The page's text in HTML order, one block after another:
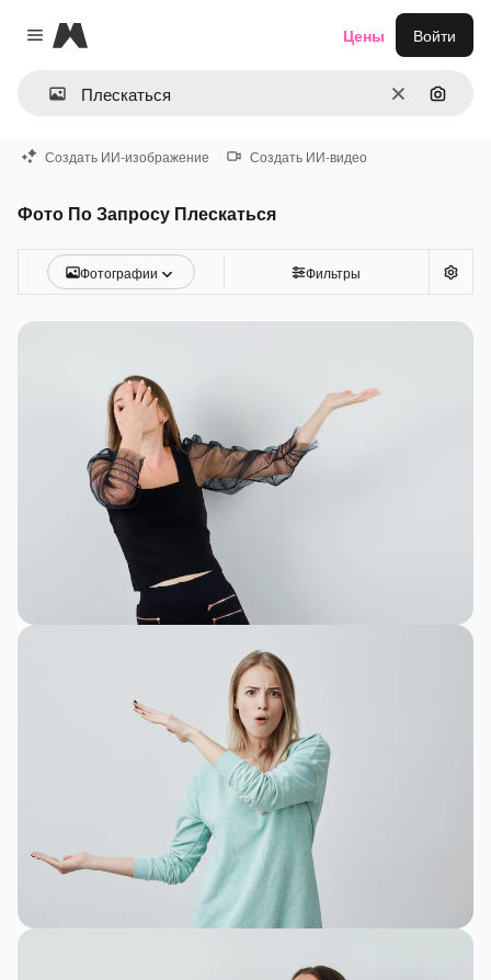
Close menu
Magnific
ОчиститьПоиск
Цены Войти
Создать ИИ-изображение Создать ИИ-видео
Фото По Запросу Плескаться
Фотографии Фильтры